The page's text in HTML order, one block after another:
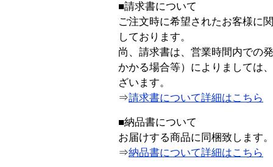
■請求書について
ご注文時に希望されたお客様に
しております。
尚、請求書は、営業時間内での
かかる場合等）によりましては
ざいます。
⇒請求書について詳細はこちら
■納品書について
お届けする商品に同梱致します。
⇒納品書について詳細はこちら